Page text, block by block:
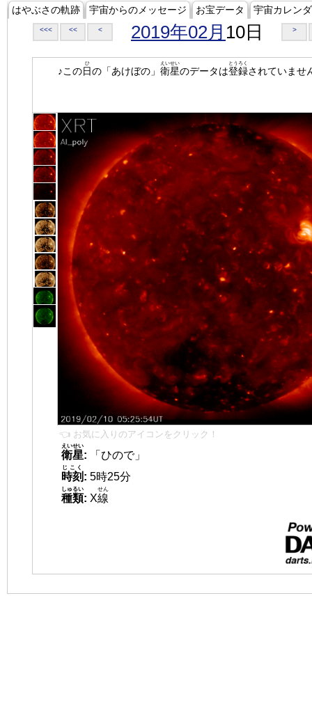
はやぶさの軌跡 宇宙からのメッセージ お宝データ 宇宙カレン
<<< << < 2019年02月 10日 >
♪この日
ひ
の「あけぼの」 衛星
えいせい
のデータは登録
とうろく
されていませ
👈 お気に入りのアイコンをクリック！
衛星
えいせい
:
「ひので」
時刻
じこく
: 5時25分
種類
しゅるい
: X線
せん